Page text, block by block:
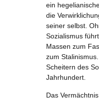
ein
die
seiner selbst.
Sozialismus
Massen zum
zum
Scheitern des
Jahrhundert.
Das